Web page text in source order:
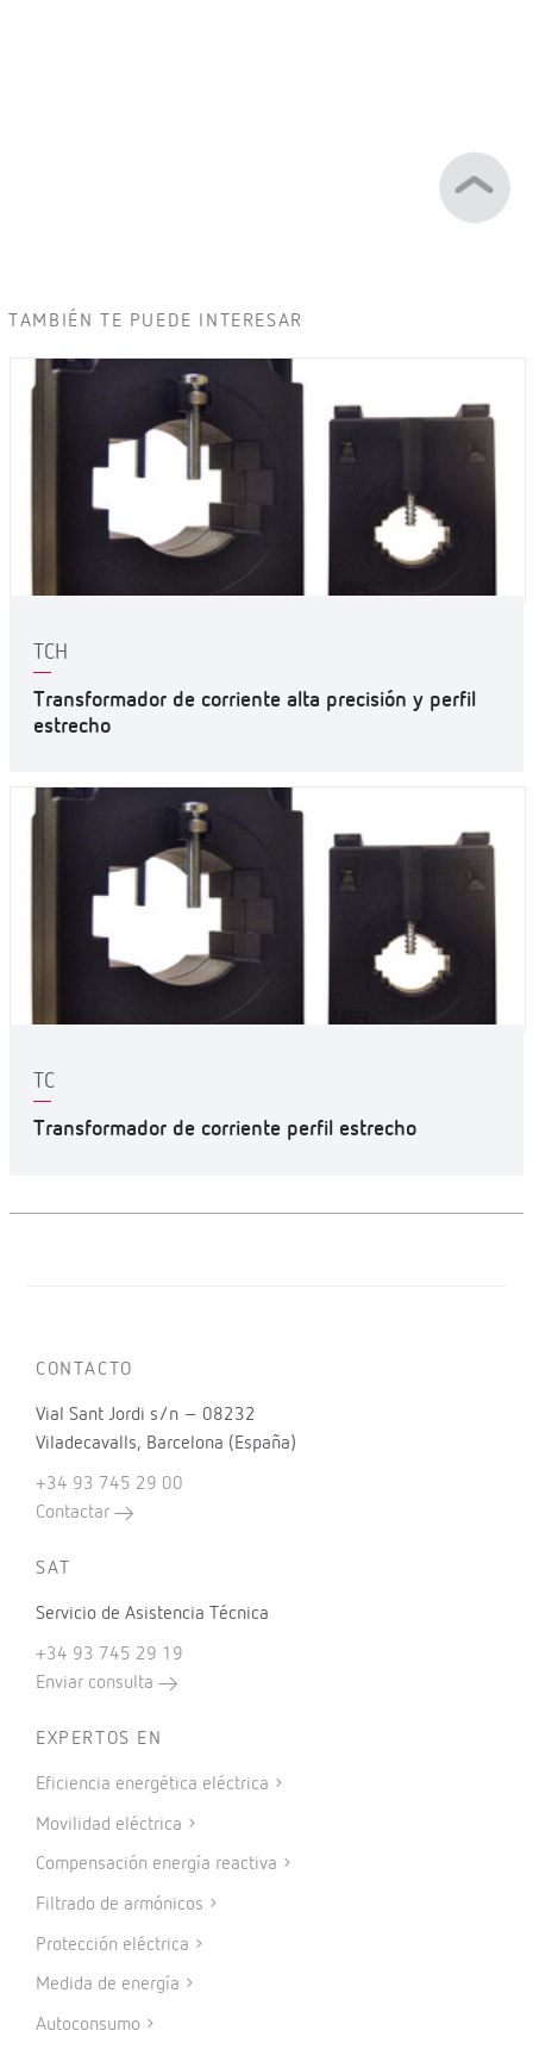
TAMBIÉN TE PUEDE INTERESAR
TCH
Transformador de corriente alta precisión y perfil
estrecho
TC
Transformador de corriente perfil estrecho
CONTACTO
Vial Sant Jordi s/n – 08232
Viladecavalls, Barcelona (España)
+34 93 745 29 00
Contactar
SAT
Servicio de Asistencia Técnica
+34 93 745 29 19
Enviar consulta
EXPERTOS EN
Eficiencia energética eléctrica
Movilidad eléctrica
Compensación energía reactiva
Filtrado de armónicos
Protección eléctrica
Medida de energía
Autoconsumo